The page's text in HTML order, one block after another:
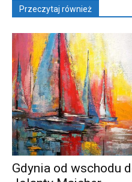
Przeczytaj również
Gdynia od wschodu